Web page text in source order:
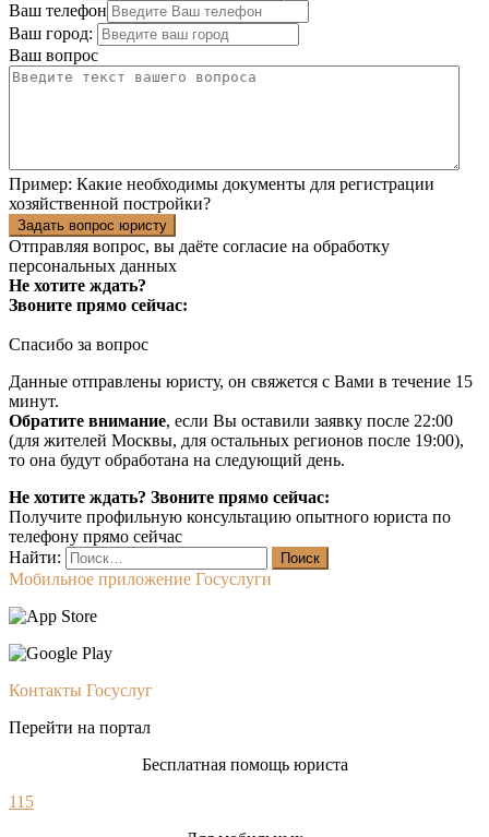
Ваш телефон
Ваш город:
Ваш вопрос
Пример: Какие необходимы документы для регистрации
хозяйственной постройки?
Задать вопрос юристу
Отправляя вопрос, вы даёте согласие на обработку
персональных данных
Не хотите ждать?
Звоните прямо сейчас:
Спасибо за вопрос
Данные отправлены юристу, он свяжется с Вами в течение 15
минут.
Обратите внимание, если Вы оставили заявку после 22:00
(для жителей Москвы, для остальных регионов после 19:00),
то она будут обработана на следующий день.
Не хотите ждать? Звоните прямо сейчас:
Получите профильную консультацию опытного юриста по
телефону прямо сейчас
Найти:
Мобильное приложение Госуслуги
Контакты Госуслуг
Перейти на портал
Бесплатная помощь юриста
115